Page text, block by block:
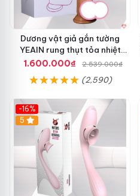
Dương vật giả gắn tường
YEAIN rung thụt tỏa nhiệt
remote cao cấp
1.600.000₫ 2.539.000₫
(2,590)
-16%
5